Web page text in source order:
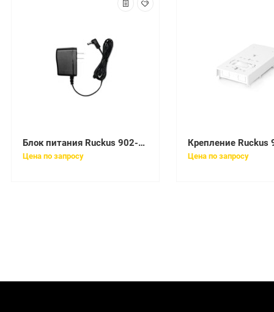
Блок питания Ruckus 902-0173-EU00
Цена по запросу Цена по запросу